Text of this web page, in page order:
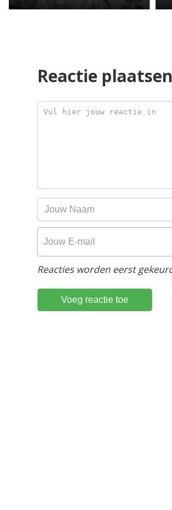
Reactie plaatsen
Reacties worden eerst